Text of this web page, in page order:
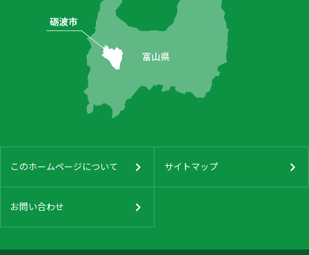
このホームページについて サイトマップ
お問い合わせ